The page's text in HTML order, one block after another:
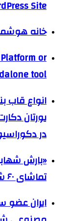
Site
خانه
or
tool?
انواع قاب
یورتان
در
«بارش
تماشای ۶۰ شهاب در هر ساعت!
ایران